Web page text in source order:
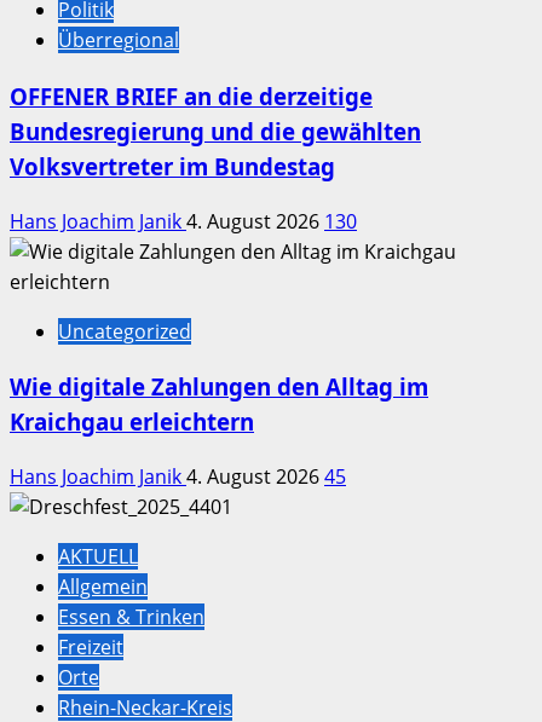
Politik
Überregional
OFFENER BRIEF an die derzeitige
Bundesregierung und die gewählten
Volksvertreter im Bundestag
Hans Joachim Janik4. August 2026 130
Uncategorized
Wie digitale Zahlungen den Alltag im
Kraichgau erleichtern
Hans Joachim Janik4. August 202645
AKTUELL
Allgemein
Essen & Trinken
Freizeit
Orte
Rhein-Neckar-Kreis